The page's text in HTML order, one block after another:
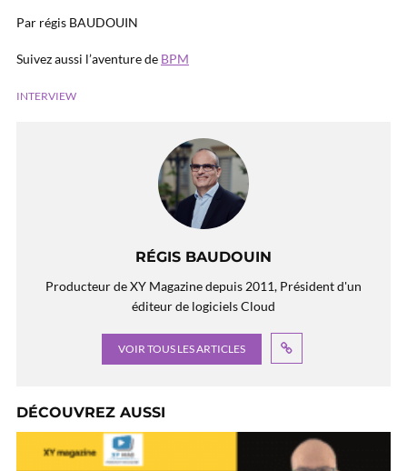
Par régis BAUDOUIN
Suivez aussi l’aventure de BPM
INTERVIEW
RÉGIS BAUDOUIN
Producteur de XY Magazine depuis 2011, Président d'un
éditeur de logiciels Cloud
VOIR TOUS LES ARTICLES
DÉCOUVREZ AUSSI